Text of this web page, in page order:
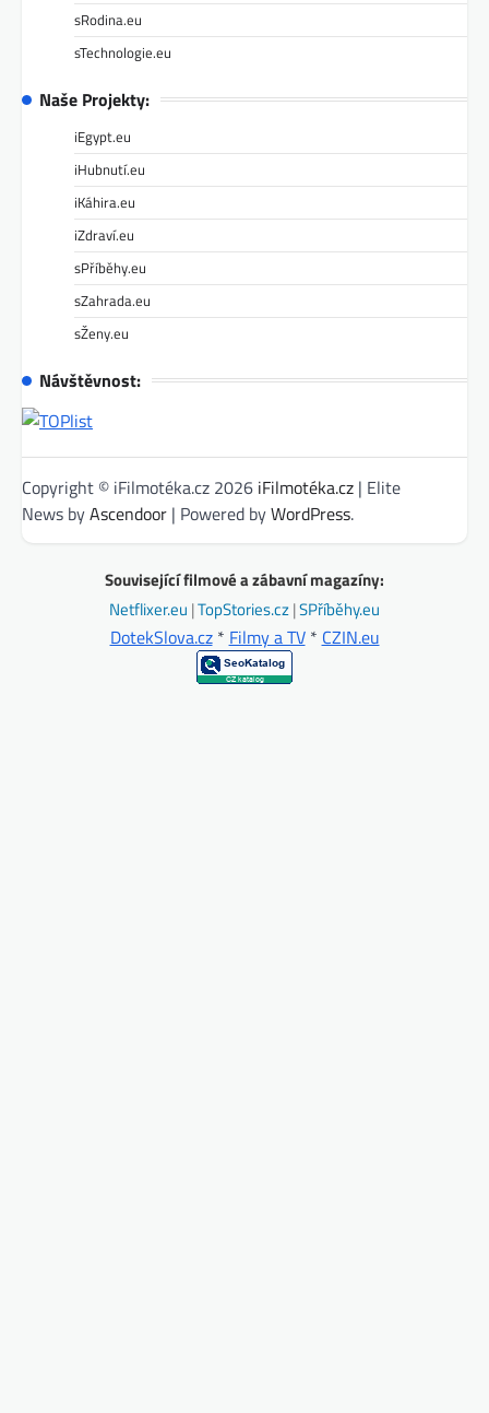
sRodina.eu
sTechnologie.eu
Naše Projekty:
iEgypt.eu
iHubnutí.eu
iKáhira.eu
iZdraví.eu
sPříběhy.eu
sZahrada.eu
sŽeny.eu
Návštěvnost:
Copyright © iFilmotéka.cz 2026 iFilmotéka.cz | Elite
News byAscendoor | Powered byWordPress.
Související filmové a zábavní magazíny:
Netflixer.eu |TopStories.cz|SPříběhy.eu
DotekSlova.cz* Filmy a TV* CZIN.eu